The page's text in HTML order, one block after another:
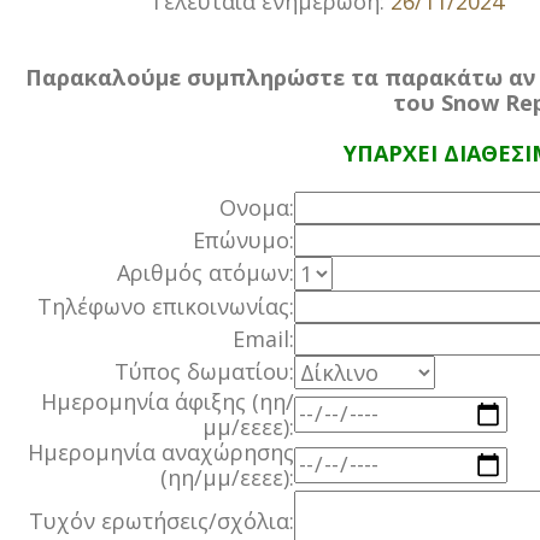
Παρακαλούμε συμπληρώστε τα παρακάτω αν
του Snow
ΥΠΑΡΧΕΙ
Ονομα:
Επώνυμο:
Αριθμός ατόμων:
Τηλέφωνο επικοινωνίας:
Email:
Τύπος δωματίου:
Ημερομηνία άφιξης (ηη/
μμ/εεεε):
Ημερομηνία αναχώρησης
(ηη/μμ/εεεε):
Τυχόν ερωτήσεις/σχόλια: